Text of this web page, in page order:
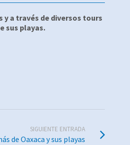
y a través de diversos tours
sus playas.
SIGUIENTE ENTRADA
de Oaxaca y sus playas